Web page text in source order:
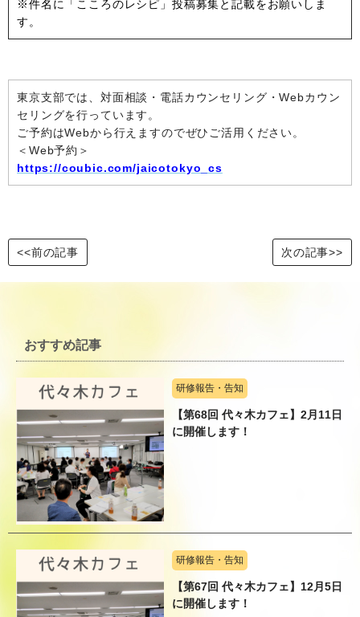
※件名に「こころのレシピ」投稿募集と記載をお願いしま
す。
東京支部では、対面相談・電話カウンセリング・Webカウン
セリングを行っています。
ご予約はWebから行えますのでぜひご活用ください。
＜Web予約＞
https://coubic.com/jaicotokyo_cs
<<前の記事 次の記事>>
おすすめ記事
研修報告・告知
【第68回 代々木カフェ】2月11日
に開催します！
研修報告・告知
【第67回 代々木カフェ】12月5日
に開催します！